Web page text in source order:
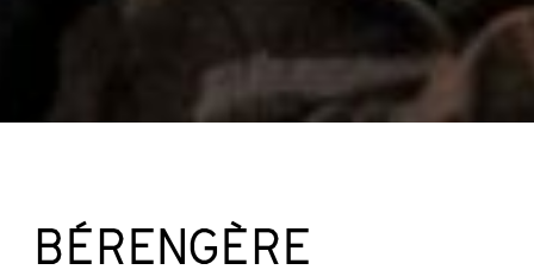
BÉRENGÈRE